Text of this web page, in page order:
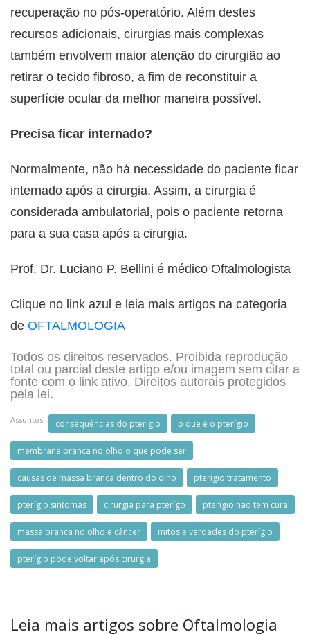
recuperação no pós-operatório. Além destes
recursos adicionais, cirurgias mais complexas
também envolvem maior atenção do cirurgião ao
retirar o tecido fibroso, a fim de reconstituir a
superfície ocular da melhor maneira possível.
Precisa ficar internado?
Normalmente, não há necessidade do paciente ficar
internado após a cirurgia. Assim, a cirurgia é
considerada ambulatorial, pois o paciente retorna
para a sua casa após a cirurgia.
Prof. Dr. Luciano P. Bellini é médico Oftalmologista
Clique no link azul e leia mais artigos na categoria
de OFTALMOLOGIA
Todos os direitos reservados. Proibida reprodução
total ou parcial deste artigo e/ou imagem sem citar a
fonte com o link ativo. Direitos autorais protegidos
pela lei.
Assuntos: consequências do pterigio o que é o pterígio
membrana branca no olho o que pode ser
causas de massa branca dentro do olho pterígio tratamento
pterígio sintomas cirurgia para pterígo pterígio não tem cura
massa branca no olho e câncer mitos e verdades do pterígio
pterígio pode voltar após cirurgia
Leia mais artigos sobre Oftalmologia